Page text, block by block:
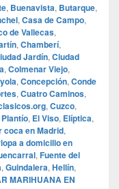
, Buenavista, Butarque,
, Casa de Campo,
de Vallecas,
, Chamberí,
Jardín, Ciudad
, Colmenar Viejo,
, Concepción, Conde
, Cuatro Caminos,
, Cuzco,
Plantío, El Viso, Elíptica,
coca en Madrid,
a domicilio en
, Fuente del
, Guindalera, Hellín,
MARIHUANA EN